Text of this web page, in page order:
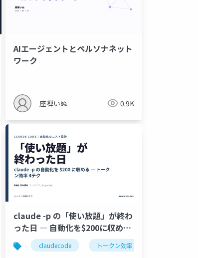
AIエージェントとペルソナネット
ワーク
座禅いぬ 0.9K
生成ai 自動化 llm
claude -p の「使い放題」が終わ
った日 ― 自動化を$200に収める
トークン効率4テク
claudecode トークン効率